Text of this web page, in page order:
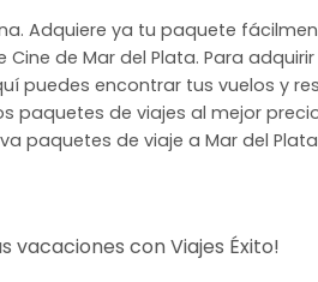
Adquiere ya tu paquete
de Mar del Plata. Para
encontrar tus vuelos y
paquetes de viajes al mejor
paquetes de viaje a Mar del
vacaciones con Viajes Éxito!